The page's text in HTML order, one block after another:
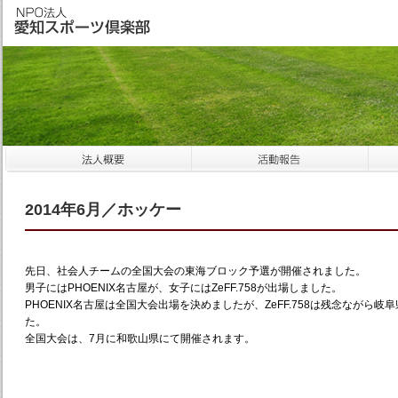
2014年6月／ホッケー
先日、社会人チームの全国大会の東海ブロック予選が開催されました。
男子にはPHOENIX名古屋が、女子にはZeFF.758が出場しました。
PHOENIX名古屋は全国大会出場を決めましたが、ZeFF.758は残念ながら岐
た。
全国大会は、7月に和歌山県にて開催されます。